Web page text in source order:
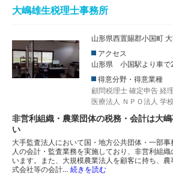
大嶋雄生税理士事務所
山形県西置賜郡小国町
アクセス
山形県 小国駅より車で
得意分野・得意業種
顧問税理士 確定申告 経
医療法人 ＮＰＯ法人 学
非営利組織・農業団体の税務・会計は大
い
大手監査法人において国・地方公共団体・一部
人の会計・監査業務を実施しており、非営利組
います。また、大規模農業法人を顧客に持ち、
式会社等の会計… 続きを読む